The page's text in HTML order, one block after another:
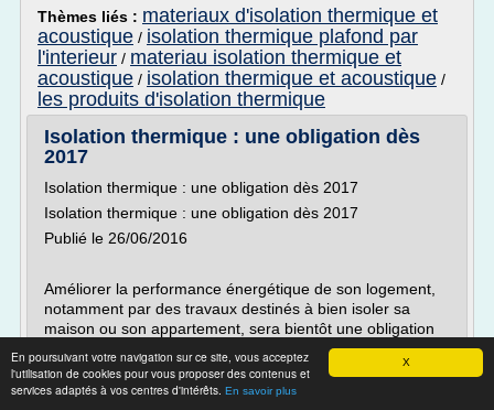
X
En poursuivant votre navigation sur ce site, vous acceptez
l'utilisation de cookies pour vous proposer des contenus et
services adaptés à vos centres d'intérêts. En savoir plus
Thèmes liés : materiaux d'isolation thermique et
acoustique / isolation thermique plafond par
l'interieur / materiau isolation thermique et
acoustique / isolation thermique et acoustique /
les produits d'isolation thermique
Isolation thermique : une obligation dès
2017
Isolation thermique : une obligation dès 2017
Isolation thermique : une obligation dès 2017
Publié le 26/06/2016
Améliorer la performance énergétique de son logement,
notamment par des travaux destinés à bien isoler sa
maison ou son appartement, sera bientôt une obligation
légale imposée à tout propriétaire. Si vous envisagez des
travaux importants dans votre logement et à...
Lire la suite